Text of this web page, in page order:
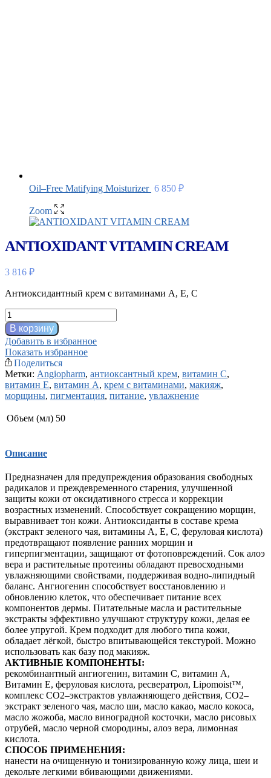
Oil–Free Matifying Moisturizer 6 850 ₽
Zoom
ANTIOXIDANT VITAMIN CREAM
3 816 ₽
Антиоксидантный крем с витаминами А, Е, С
Количество
товара
ANTIOXIDANT
VITAMIN
CREAM
В корзину
Добавить в избранное
Показать избранное
Поделиться
Метки: Angiopharm, антиоксантный крем, витамин C,
витамин E, витамин А, крем с витаминами, макияж,
морщины, пигментация, питание, увлажнение
Объем (мл) 50
Описание
Предназначен для предупреждения образования свободных
радикалов и преждевременного старения, улучшенной
защиты кожи от оксидативного стресса и коррекции
возрастных изменений. Способствует сокращению морщин,
выравнивает тон кожи. Антиоксиданты в составе крема
(экстракт зеленого чая, витамины А, Е, С, феруловая кислота)
предотвращают появление ранних морщин и
гиперпигментации, защищают от фотоповреждений. Сок алоэ
вера и растительные протеины обладают превосходными
увлажняющими свойствами, поддерживая водно-липидный
баланс. Ангиогенин способствует восстановлению и
обновлению клеток, что обеспечивает питание всех
компонентов дермы. Питательные масла и растительные
экстракты эффективно улучшают структуру кожи, делая ее
более упругой. Крем подходит для любого типа кожи,
обладает лёгкой, быстро впитывающейся текстурой. Можно
использовать как базу под макияж.
АКТИВНЫЕ КОМПОНЕНТЫ:
рекомбинантный ангиогенин, витамин С, витамин А,
Витамин Е, феруловая кислота, ресвератрол, Lipomoist™,
комплекс CO2–экcтрактов увлажняющего действия, СО2–
экстракт зеленого чая, масло ши, масло какао, масло кокоса,
масло жожоба, масло виноградной косточки, масло рисовых
отрубей, масло черной смородины, алоэ вера, лимонная
кислота.
СПОСОБ ПРИМЕНЕНИЯ:
нанести на очищенную и тонизированную кожу лица, шеи и
декольте легкими вбивающими движениями.